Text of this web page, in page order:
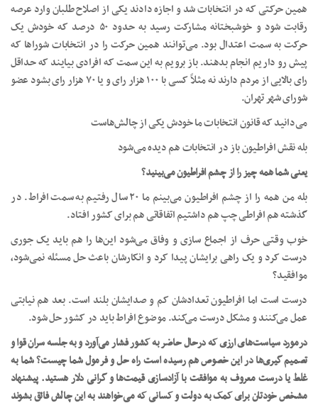
همین حرکتی که در انتخابات شد و اجازه دادند یکی از اصلاح طلبان وارد عرصه
رقابت شود و خوشبختانه مشارکت رسید به حدود ۵۰ درصد که خودش یک
حرکت به سمت اعتدال بود. می‌توانند همین حرکت را در انتخابات شوراها که
پیش رو داریم انجام بدهند. باز برویم به این سمت که افرادی بیایند که حداقل
رای بالایی از مردم دارند نه مثلاً کسی با ۱۰۰ هزار رای و یا ۷۰ هزار رای بشود عضو
شورای شهر تهران.
می‌دانید که قانون انتخابات ما خودش یکی از چالش‌هاست
بله نقش افراطیون باز در انتخابات هم دیده می‌شود
یعنی شما همه چیز را از چشم افراطیون می‌بینید؟
بله من همه را از چشم افراطیون می‌بینم ما ۲۰ سال رفتیم به سمت افراط. در
گذشته هم افراطی چپ هم داشتیم اتفاقاتی هم برای کشور افتاد.
خوب وقتی حرف از اجماع سازی و وفاق می‌شود این‌ها را هم باید یک جوری
درست کرد و یک راهی برایشان پیدا کرد و انکارشان باعث حل مسئله نمی‌شود،
موافقید؟
درست است اما افراطیون تعدادشان کم و صدایشان بلند است. بعد هم نیابتی
عمل می‌کنند و مشکل درست می‌کند. موضوع افراط باید در کشور حل شود.
درمورد سیاست‌های ارزی که درحال حاضر به کشور فشار می‌آورد و به جلسه سران قوا و
تصمیم گیری‌ها در این خصوص هم رسیده است راه حل و فرمول شما چیست؟ شما به
غلط یا درست معروف به موافقت با آزادسازی قیمت‌ها و گرانی دلار هستید. پیشنهاد
مشخص خودتان برای کمک به دولت و کسانی که می‌خواهند به این چالش فائق بشوند